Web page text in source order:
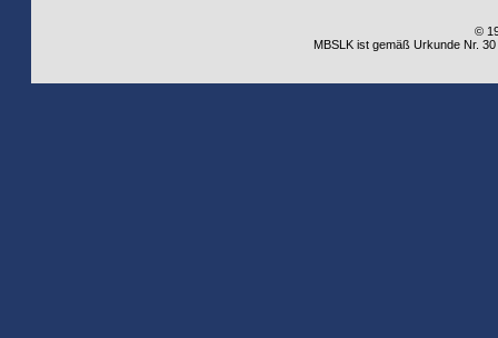
©
MBSLK ist gemäß Urkunde Nr.